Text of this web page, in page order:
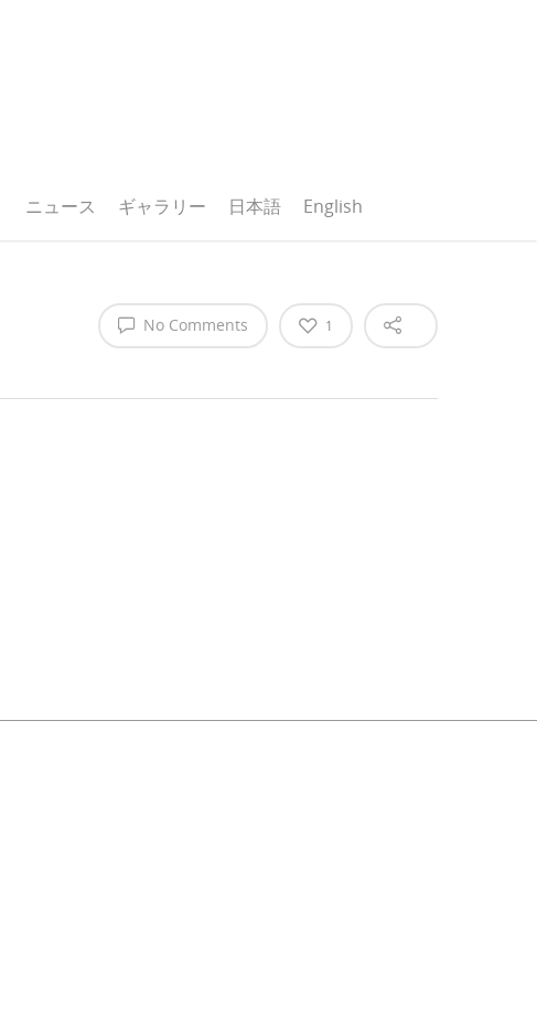
ニュース ギャラリー 日本語 English
No Comments 1